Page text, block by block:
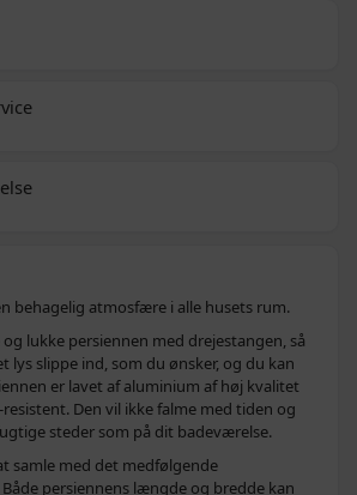
behagelig atmosfære i alle husets rum.
lukke persiennen med drejestangen, så
lys slippe ind, som du ønsker, og du kan
er lavet af aluminium af høj kvalitet
Den vil ikke falme med tiden og
steder som på dit badeværelse.
samle med det medfølgende
persiennens længde og bredde kan